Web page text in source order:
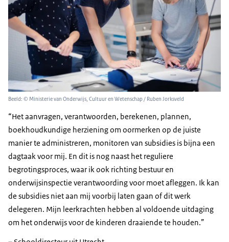
Beeld: © Ministerie van Onderwijs, Cultuur en Wetenschap / Ruben Jorksveld
Het aanvragen, verantwoorden, berekenen, plannen,
boekhoudkundige herziening om oormerken op de juiste
manier te administreren, monitoren van subsidies is bijna een
dagtaak voor mij. En dit is nog naast het reguliere
begrotingsproces, waar ik ook richting bestuur en
onderwijsinspectie verantwoording voor moet afleggen. Ik kan
de subsidies niet aan mij voorbij laten gaan of dit werk
delegeren. Mijn leerkrachten hebben al voldoende uitdaging
om het onderwijs voor de kinderen draaiende te houden.